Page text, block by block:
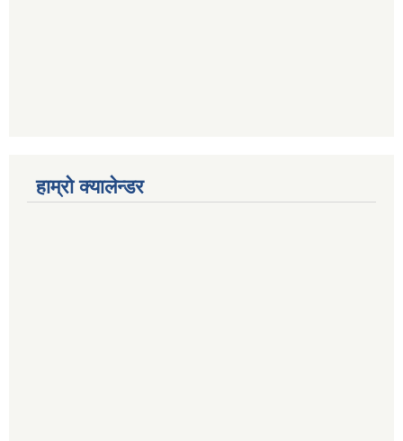
हाम्रो क्यालेन्डर